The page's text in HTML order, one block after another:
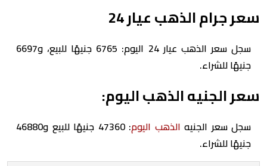
سعر جرام الذهب عيار 24
سجل سعر الذهب عيار 24 اليوم: 6765 جنيهًا للبيع، و6697
جنيهًا للشراء.
سعر الجنيه الذهب اليوم:
سجل سعر الجنيه الذهب اليوم
: 47360 جنيهًا للبيع و46880
جنيهًا للشراء.